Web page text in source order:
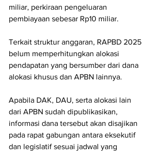
miliar, perkiraan pengeluaran
pembiayaan sebesar Rp10 miliar.
Terkait struktur anggaran, RAPBD 2025
belum memperhitungkan alokasi
pendapatan yang bersumber dari dana
alokasi khusus dan APBN lainnya.
Apabila DAK, DAU, serta alokasi lain
dari APBN sudah dipublikasikan,
informasi dana tersebut akan disajikan
pada rapat gabungan antara eksekutif
dan legislatif sesuai jadwal yang